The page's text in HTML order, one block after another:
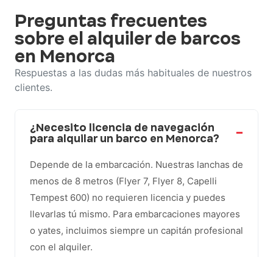
Preguntas frecuentes
sobre el alquiler de barcos
en Menorca
Respuestas a las dudas más habituales de nuestros
clientes.
¿Necesito licencia de navegación
para alquilar un barco en Menorca?
Depende de la embarcación. Nuestras lanchas de
menos de 8 metros (Flyer 7, Flyer 8, Capelli
Tempest 600) no requieren licencia y puedes
llevarlas tú mismo. Para embarcaciones mayores
o yates, incluimos siempre un capitán profesional
con el alquiler.